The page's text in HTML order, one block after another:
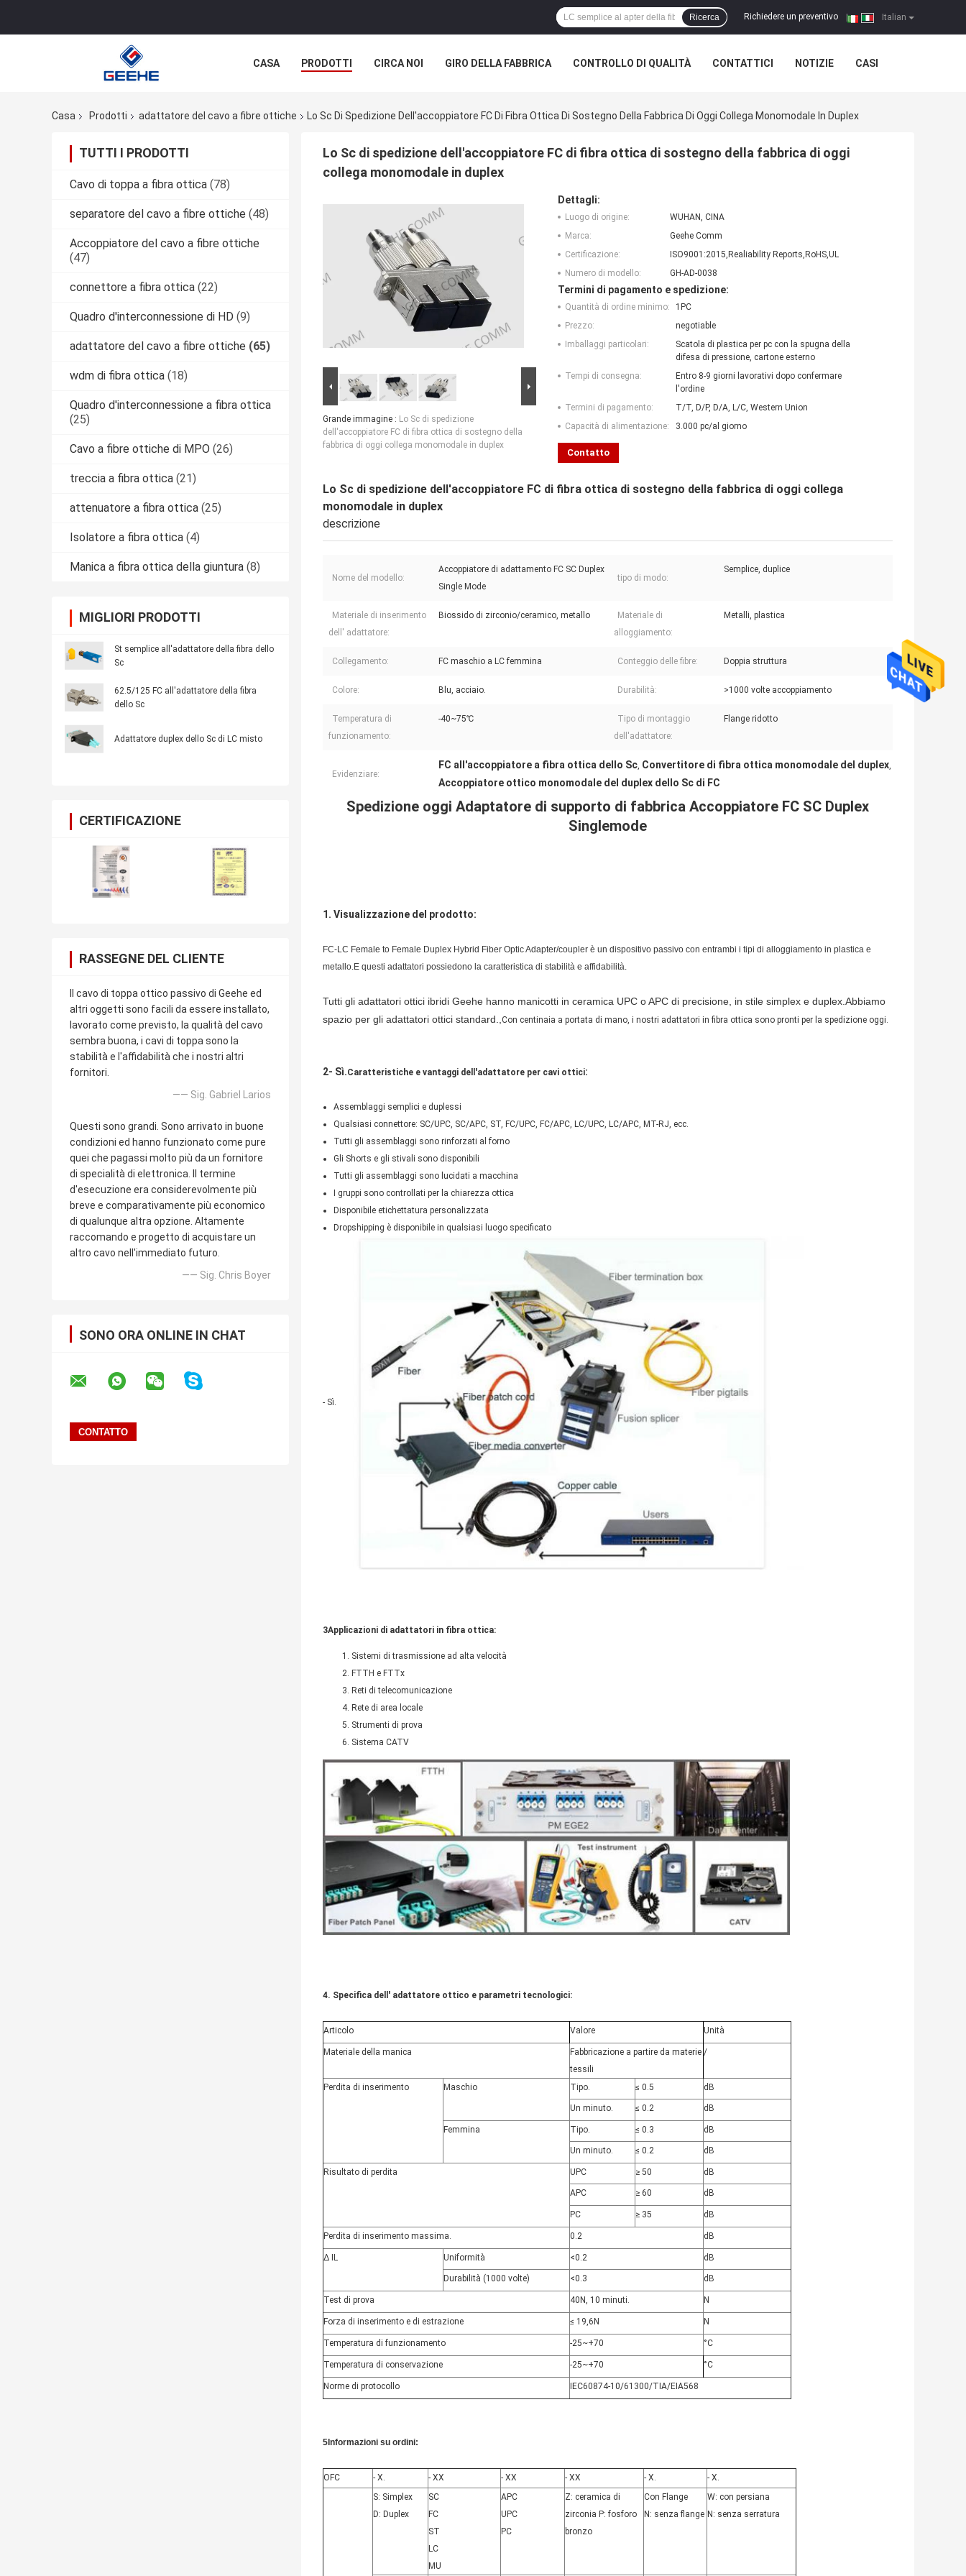
Italian
Richiedere un preventivo |
Ricerca
CASA PRODOTTI CIRCA NOI GIRO DELLA FABBRICA CONTROLLO DI QUALITÀ CONTATTICI NOTIZIE CASI
Casa Prodotti adattatore del cavo a fibre ottiche Lo Sc Di Spedizione Dell'accoppiatore FC Di Fibra Ottica Di Sostegno Della Fabbrica Di Oggi Collega Monomodale In Duplex
TUTTI I PRODOTTI
Cavo di toppa a fibra ottica (78)
separatore del cavo a fibre ottiche (48)
Accoppiatore del cavo a fibre ottiche
(47)
connettore a fibra ottica (22)
Quadro d'interconnessione di HD (9)
adattatore del cavo a fibre ottiche (65)
wdm di fibra ottica (18)
Quadro d'interconnessione a fibra ottica
(25)
Cavo a fibre ottiche di MPO (26)
treccia a fibra ottica (21)
attenuatore a fibra ottica (25)
Isolatore a fibra ottica (4)
Manica a fibra ottica della giuntura (8)
MIGLIORI PRODOTTI
St semplice all'adattatore della fibra dello
Sc
62.5/125 FC all'adattatore della fibra
dello Sc
Adattatore duplex dello Sc di LC misto
CERTIFICAZIONE
RASSEGNE DEL CLIENTE
Il cavo di toppa ottico passivo di Geehe ed
altri oggetti sono facili da essere installato,
lavorato come previsto, la qualità del cavo
sembra buona, i cavi di toppa sono la
stabilità e l'affidabilità che i nostri altri
fornitori.
—— Sig. Gabriel Larios
Questi sono grandi. Sono arrivato in buone
condizioni ed hanno funzionato come pure
quei che pagassi molto più da un fornitore
di specialità di elettronica. Il termine
d'esecuzione era considerevolmente più
breve e comparativamente più economico
di qualunque altra opzione. Altamente
raccomando e progetto di acquistare un
altro cavo nell'immediato futuro.
—— Sig. Chris Boyer
SONO ORA ONLINE IN CHAT
Lo Sc di spedizione dell'accoppiatore FC di fibra ottica di sostegno della fabbrica di oggi
collega monomodale in duplex
Grande immagine : Lo Sc di spedizione
dell'accoppiatore FC di fibra ottica di sostegno della
fabbrica di oggi collega monomodale in duplex
Dettagli:
Luogo di origine:
WUHAN, CINA
Marca:
Geehe Comm
Certificazione:
ISO9001:2015,Realiability Reports,RoHS,UL
Numero di modello:
GH-AD-0038
Termini di pagamento e spedizione:
Quantità di ordine minimo:
1PC
Prezzo:
negotiable
Imballaggi particolari:
Scatola di plastica per pc con la spugna della
difesa di pressione, cartone esterno
Tempi di consegna:
Entro 8-9 giorni lavorativi dopo confermare
l'ordine
Termini di pagamento:
T/T, D/P, D/A, L/C, Western Union
Capacità di alimentazione:
3.000 pc/al giorno
Contatto
Lo Sc di spedizione dell'accoppiatore FC di fibra ottica di sostegno della fabbrica di oggi collega
monomodale in duplex
descrizione
Nome del modello:
Accoppiatore di adattamento FC SC Duplex
Single Mode
tipo di modo:
Semplice, duplice
Materiale di inserimento
dell' adattatore:
Biossido di zirconio/ceramico, metallo
Materiale di
alloggiamento:
Metalli, plastica
Collegamento: FC maschio a LC femmina Conteggio delle fibre: Doppia struttura
Colore: Blu, acciaio. Durabilità: >1000 volte accoppiamento
Temperatura di
funzionamento:
-40~75℃
Tipo di montaggio
dell'adattatore:
Flange ridotto
Evidenziare:
FC all'accoppiatore a fibra ottica dello Sc, Convertitore di fibra ottica monomodale del duplex,
Accoppiatore ottico monomodale del duplex dello Sc di FC
Spedizione oggi Adaptatore di supporto di fabbrica Accoppiatore FC SC Duplex
Singlemode
1. Visualizzazione del prodotto:
FC-LC Female to Female Duplex Hybrid Fiber Optic Adapter/coupler è un dispositivo passivo con entrambi i tipi di alloggiamento in plastica e
metallo.E questi adattatori possiedono la caratteristica di stabilità e affidabilità.
Tutti gli adattatori ottici ibridi Geehe hanno manicotti in ceramica UPC o APC di precisione, in stile simplex e duplex.Abbiamo
spazio per gli adattatori ottici standard.,Con centinaia a portata di mano, i nostri adattatori in fibra ottica sono pronti per la spedizione oggi.
2- Sì.Caratteristiche e vantaggi dell'adattatore per cavi ottici:
Assemblaggi semplici e duplessi
Qualsiasi connettore: SC/UPC, SC/APC, ST, FC/UPC, FC/APC, LC/UPC, LC/APC, MT-RJ, ecc.
Tutti gli assemblaggi sono rinforzati al forno
Gli Shorts e gli stivali sono disponibili
Tutti gli assemblaggi sono lucidati a macchina
I gruppi sono controllati per la chiarezza ottica
Disponibile etichettatura personalizzata
Dropshipping è disponibile in qualsiasi luogo specificato
- Sì.
3Applicazioni di adattatori in fibra ottica:
Sistemi di trasmissione ad alta velocità
FTTH e FTTx
Reti di telecomunicazione
Rete di area locale
Strumenti di prova
Sistema CATV
4. Specifica dell' adattatore ottico e parametri tecnologici:
Articolo Valore Unità
Materiale della manica
Fabbricazione a partire da materie
tessili
/
Perdita di inserimento Maschio Tipo. ≤ 0.5 dB
Un minuto. ≤ 0.2 dB
Femmina Tipo. ≤ 0.3 dB
Un minuto. ≤ 0.2 dB
Risultato di perdita UPC ≥ 50 dB
APC ≥ 60 dB
PC ≥ 35 dB
Perdita di inserimento massima. 0.2 dB
∆ IL Uniformità <0.2 dB
Durabilità (1000 volte) <0.3 dB
Test di prova 40N, 10 minuti. N
Forza di inserimento e di estrazione ≤ 19,6N N
Temperatura di funzionamento -25~+70 °C
Temperatura di conservazione -25~+70 °C
Norme di protocollo IEC60874-10/61300/TIA/EIA568
5Informazioni su ordini:
OFC - X. - XX - XX - XX - X.
- X.
S: Simplex
D: Duplex
SC
FC
ST
LC
MU
APC
UPC
PC
Z: ceramica di
zirconia P: fosforo
bronzo
Con Flange
N: senza flange
W: con persiana
N: senza serratura